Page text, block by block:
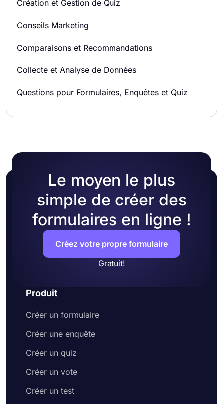
Création et Gestion de Quiz
Conseils Marketing
Comparaisons et Recommandations
Collecte et Analyse de Données
Questions pour Formulaires, Enquêtes et Quiz
Le moyen le plus
simple de créer des
formulaires en ligne !
Créez votre propre formulaire
Gratuit!
Produit
Créer un formulaire
Créer une enquête
Créer un quiz
Créer un vote
Créer un test